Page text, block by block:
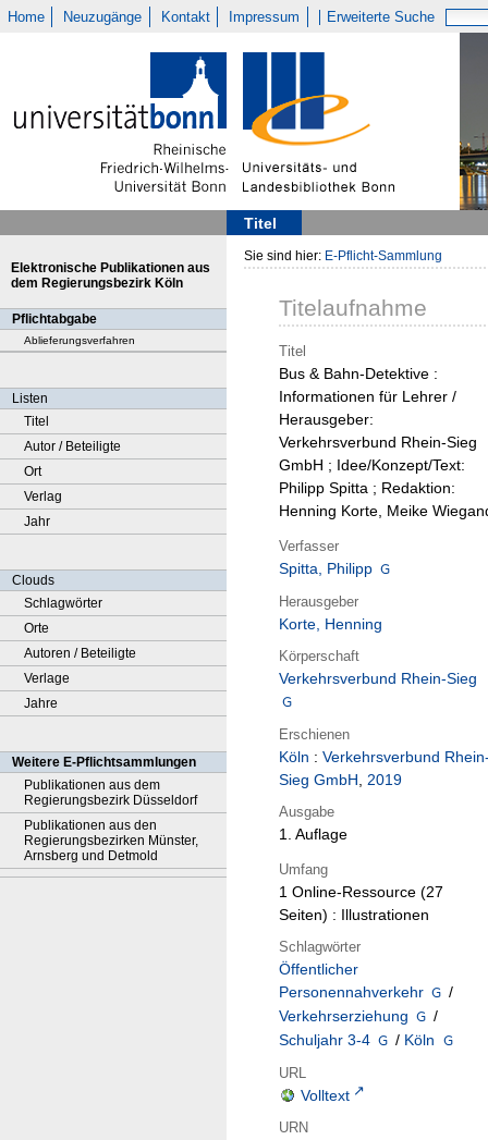
Home Neuzugänge Kontakt Impressum Erweiterte Suche
Titel
Elektronische Publikationen aus
dem Regierungsbezirk Köln
Pflichtabgabe
Ablieferungsverfahren
Listen
Titel
Autor / Beteiligte
Ort
Verlag
Jahr
Clouds
Schlagwörter
Orte
Autoren / Beteiligte
Verlage
Jahre
Weitere E-Pflichtsammlungen
Publikationen aus dem
Regierungsbezirk Düsseldorf
Publikationen aus den
Regierungsbezirken Münster,
Arnsberg und Detmold
Sie sind hier: E-Pflicht-Sammlung
Titelaufnahme
Titel
Bus & Bahn-Detektive :
Informationen für Lehrer /
Herausgeber:
Verkehrsverbund Rhein-Sieg
GmbH ; Idee/Konzept/Text:
Philipp Spitta ; Redaktion:
Henning Korte, Meike
Verfasser
Spitta, Philipp
Herausgeber
Korte, Henning
Körperschaft
Verkehrsverbund Rhein-Sieg
Erschienen
Köln : Verkehrsverbund
Sieg GmbH, 2019
Ausgabe
1. Auflage
Umfang
1 Online-Ressource (27
Seiten) : Illustrationen
Schlagwörter
Öffentlicher
Personennahverkehr
/
Verkehrserziehung
/
Schuljahr 3-4
/ Köln
URL
Volltext
URN